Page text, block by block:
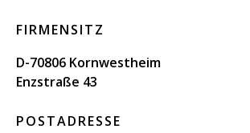
FIRMENSITZ
D-70806 Kornwestheim
Enzstraße 43
POSTADRESSE